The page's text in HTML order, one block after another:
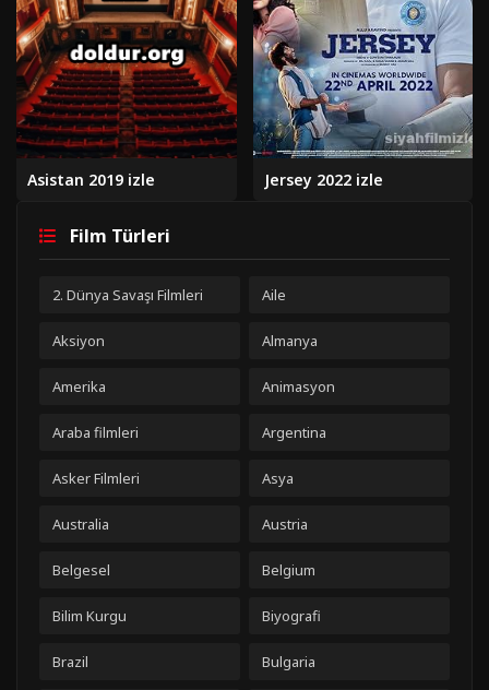
Asistan 2019 izle Jersey 2022 izle
Film Türleri
2. Dünya Savaşı Filmleri Aile
Aksiyon Almanya
Amerika Animasyon
Araba filmleri Argentina
Asker Filmleri Asya
Australia Austria
Belgesel Belgium
Bilim Kurgu Biyografi
Brazil Bulgaria